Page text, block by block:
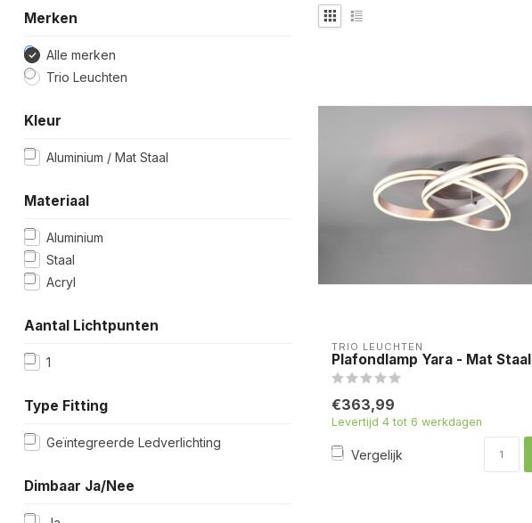
Merken
Alle merken
Trio Leuchten
Kleur
Aluminium / Mat Staal
Materiaal
Aluminium
Staal
Acryl
Aantal Lichtpunten
1
Type Fitting
Geïntegreerde Ledverlichting
Dimbaar Ja/Nee
TRIO LEUCHTEN
Plafondlamp Yara - Mat Staal
€363,99
Levertijd 4 tot 6 werkdagen
Vergelijk